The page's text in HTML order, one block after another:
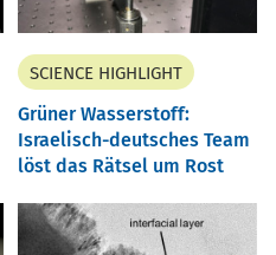
SCIENCE HIGHLIGHT
Grüner Wasserstoff:
Israelisch-deutsches Team
löst das Rätsel um Rost